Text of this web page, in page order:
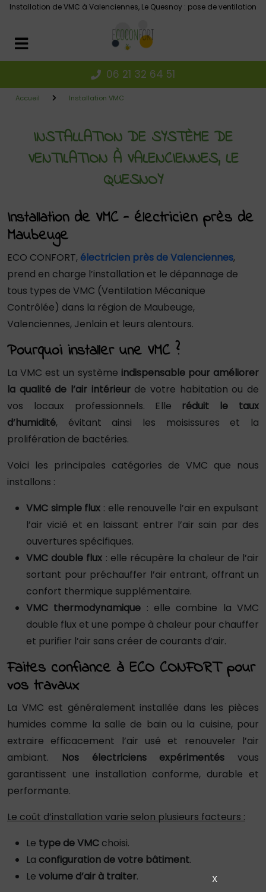
Installation de VMC à Valenciennes, Le Quesnoy : pose de ventilation
06 21 32 64 51
Accueil Installation VMC
INSTALLATION DE SYSTÈME DE
VENTILATION À VALENCIENNES, LE
QUESNOY
Installation de VMC - électricien près de
Maubeuge
ECO CONFORT, électricien près de Valenciennes,
prend en charge l’installation et le dépannage de
tous types de VMC (Ventilation Mécanique
Contrôlée) dans la région de Maubeuge,
Valenciennes, Jenlain et leurs alentours.
Pourquoi installer une VMC ?
La VMC est un système indispensable pour améliorer
la qualité de l’air intérieurde votre habitation ou de
vos locaux professionnels. Elle réduit le taux
d’humidité, évitant ainsi les moisissures et la
prolifération de bactéries.
Voici les principales catégories de VMC que nous
installons :
VMC simple flux : elle renouvelle l’air en expulsant
l’air vicié et en laissant entrer l’air sain par des
ouvertures spécifiques.
VMC double flux : elle récupère la chaleur de l’air
sortant pour préchauffer l’air entrant, offrant un
confort thermique supplémentaire.
VMC thermodynamique : elle combine la VMC
double flux et une pompe à chaleur pour chauffer
et purifier l’air sans créer de courants d’air.
Faites confiance à ECO CONFORT pour
vos travaux
La VMC est généralement installée dans les pièces
humides comme la salle de bain ou la cuisine, pour
extraire efficacement l’air usé et renouveler l’air
ambiant. Nos électriciens expérimentés vous
garantissent une installation conforme, durable et
performante.
Le coût d’installation varie selon plusieurs facteurs :
Le type de VMC choisi.
La configuration de votre bâtiment.
Le volume d’air à traiter.
Panneau de gestion des cookies
X